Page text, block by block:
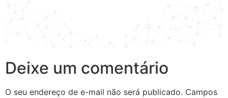
Deixe um comentário
O seu endereço de e-mail não será publicado. Campos